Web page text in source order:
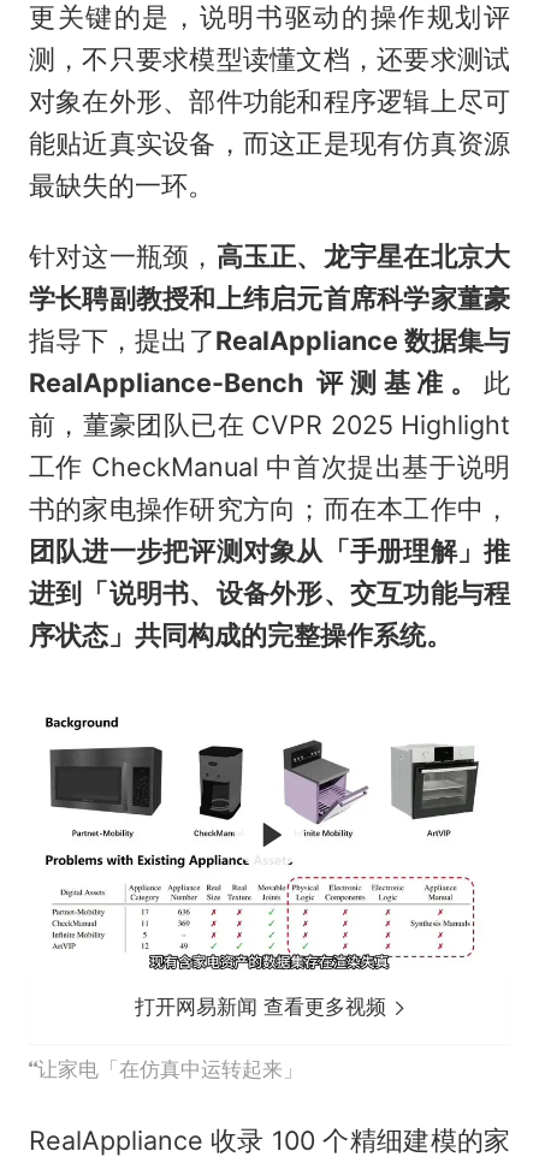
更关键的是，说明书驱动的操作规划评
测，不只要求模型读懂文档，还要求测试
对象在外形、部件功能和程序逻辑上尽可
能贴近真实设备，而这正是现有仿真资源
最缺失的一环。
针对这一瓶颈， 高玉正、龙宇星在北京大
学长聘副教授和上纬启元首席科学家董豪
指导下，提出了RealAppliance 数据集与
RealAppliance-Bench 评测基准。 此
前，董豪团队已在 CVPR 2025 Highlight
工作 CheckManual 中首次提出基于说明
书的家电操作研究方向；而在本工作中，
团队进一步把评测对象从「手册理解」推
进到「说明书、设备外形、交互功能与程
序状态」共同构成的完整操作系统。
打开网易新闻 查看更多视频
让家电「在仿真中运转起来」
RealAppliance 收录 100 个精细建模的家